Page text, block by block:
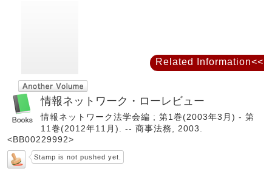
情報ネットワーク・ローレビュー
情報ネットワーク法学会編 ; 第1巻(2003年3月) - 第
11巻(2012年11月). -- 商事法務, 2003.
<BB00229992>
Stamp is not pushed yet.
Related Information<<